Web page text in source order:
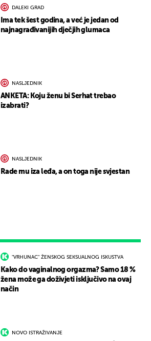
"VRHUNAC" ŽENSKOG SEKSUALNOG ISKUSTVA
Kako do vaginalnog orgazma? Samo 18 %
žena može ga doživjeti isključivo na ovaj
način
NOVO ISTRAŽIVANJE
DALEKI GRAD
Ima tek šest godina, a već je jedan od
najnagrađivanijih dječjih glumaca
NASLJEDNIK
ANKETA: Koju ženu bi Serhat trebao
izabrati?
NASLJEDNIK
Rade mu iza leđa, a on toga nije svjestan